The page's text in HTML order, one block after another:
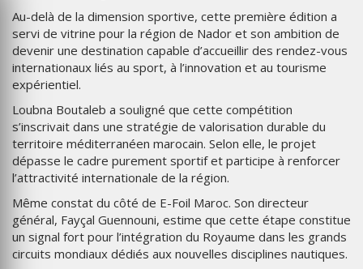
Au-delà de la dimension sportive, cette première édition a
servi de vitrine pour la région de Nador et son ambition de
devenir une destination capable d’accueillir des rendez-vous
internationaux liés au sport, à l’innovation et au tourisme
expérientiel.
Loubna Boutaleb a souligné que cette compétition
s’inscrivait dans une stratégie de valorisation durable du
territoire méditerranéen marocain. Selon elle, le projet
dépasse le cadre purement sportif et participe à renforcer
l’attractivité internationale de la région.
Même constat du côté de E-Foil Maroc. Son directeur
général, Fayçal Guennouni, estime que cette étape constitue
un signal fort pour l’intégration du Royaume dans les grands
circuits mondiaux dédiés aux nouvelles disciplines nautiques.